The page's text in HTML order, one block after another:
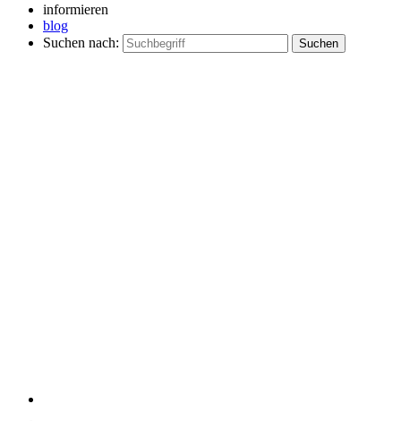
informieren
blog
Suchen nach: